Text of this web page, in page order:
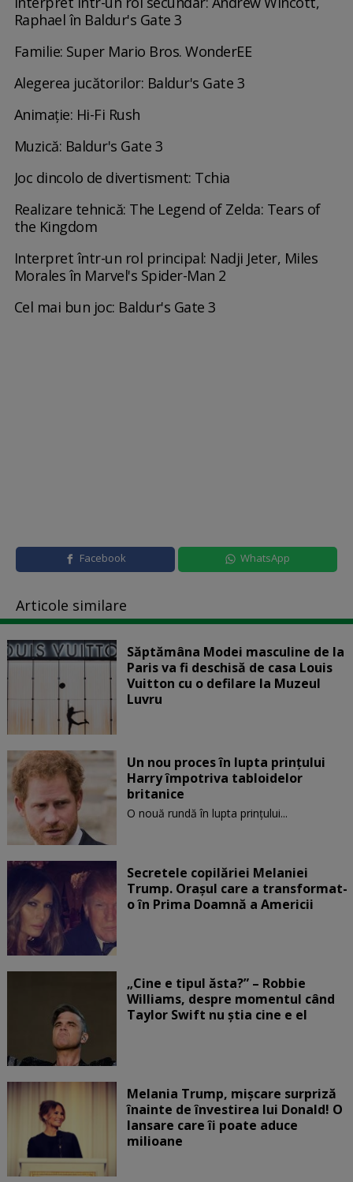
Raphael în Baldur's Gate 3
Familie: Super Mario Bros. WonderEE
Alegerea jucătorilor: Baldur's Gate 3
Animație: Hi-Fi Rush
Muzică: Baldur's Gate 3
Joc dincolo de divertisment: Tchia
Realizare tehnică: The Legend of Zelda: Tears of
the Kingdom
Interpret într-un rol principal: Nadji Jeter, Miles
Morales în Marvel's Spider-Man 2
Cel mai bun joc: Baldur's Gate 3
Facebook WhatsApp
Articole similare
Săptămâna Modei masculine de la
Paris va fi deschisă de casa Louis
Vuitton cu o defilare la Muzeul
Luvru
Un nou proces în lupta prinţului
Harry împotriva tabloidelor
britanice
O nouă rundă în lupta prinţului...
Secretele copilăriei Melaniei
Trump. Orașul care a transformat-
o în Prima Doamnă a Americii
„Cine e tipul ăsta?” – Robbie
Williams, despre momentul când
Taylor Swift nu știa cine e el
Melania Trump, mișcare surpriză
înainte de învestirea lui Donald! O
lansare care îi poate aduce
milioane